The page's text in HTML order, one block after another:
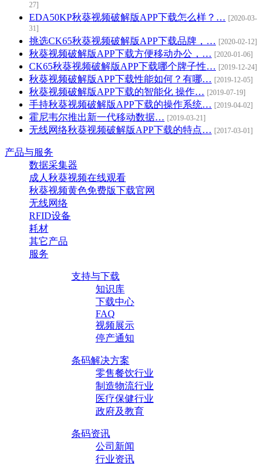
27]
EDA50KP秋葵视频破解版APP下载怎么样？… [2020-03-
31]
挑选CK65秋葵视频破解版APP下载品牌，… [2020-02-12]
秋葵视频破解版APP下载方便移动办公，… [2020-01-06]
CK65秋葵视频破解版APP下载哪个牌子性… [2019-12-24]
秋葵视频破解版APP下载性能如何？有哪… [2019-12-05]
秋葵视频破解版APP下载的智能化 操作… [2019-07-19]
手持秋葵视频破解版APP下载的操作系统… [2019-04-02]
霍尼韦尔推出新一代移动数据… [2019-03-21]
无线网络秋葵视频破解版APP下载的特点… [2017-03-01]
产品与服务
数据采集器
成人秋葵视频在线观看
秋葵视频黄色免费版下载官网
无线网络
RFID设备
耗材
其它产品
服务
支持与下载
知识库
下载中心
FAQ
视频展示
停产通知
条码解决方案
零售餐饮行业
制造物流行业
医疗保健行业
政府及教育
条码资讯
公司新闻
行业资讯